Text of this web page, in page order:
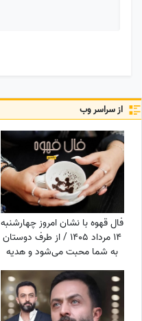
از سراسر وب
فال قهوه با نشان امروز چهارشنبه
14 مرداد 1405 / از طرف دوستان
به شما محبت می‌شود و هدیه
گرانبهایی دریافت خواهید کرد